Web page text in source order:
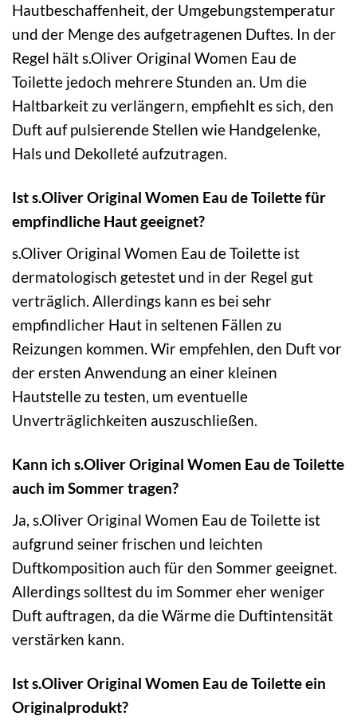
Hautbeschaffenheit, der Umgebungstemperatur
und der Menge des aufgetragenen Duftes. In der
Regel hält s.Oliver Original Women Eau de
Toilette jedoch mehrere Stunden an. Um die
Haltbarkeit zu verlängern, empfiehlt es sich, den
Duft auf pulsierende Stellen wie Handgelenke,
Hals und Dekolleté aufzutragen.
Ist s.Oliver Original Women Eau de Toilette für
empfindliche Haut geeignet?
s.Oliver Original Women Eau de Toilette ist
dermatologisch getestet und in der Regel gut
verträglich. Allerdings kann es bei sehr
empfindlicher Haut in seltenen Fällen zu
Reizungen kommen. Wir empfehlen, den Duft vor
der ersten Anwendung an einer kleinen
Hautstelle zu testen, um eventuelle
Unverträglichkeiten auszuschließen.
Kann ich s.Oliver Original Women Eau de Toilette
auch im Sommer tragen?
Ja, s.Oliver Original Women Eau de Toilette ist
aufgrund seiner frischen und leichten
Duftkomposition auch für den Sommer geeignet.
Allerdings solltest du im Sommer eher weniger
Duft auftragen, da die Wärme die Duftintensität
verstärken kann.
Ist s.Oliver Original Women Eau de Toilette ein
Originalprodukt?